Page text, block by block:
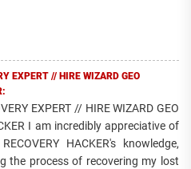
EXPERT // HIRE WIZARD GEO
EXPERT // HIRE WIZARD GEO
I am incredibly appreciative of
HACKER's knowledge,
the process of recovering my lost